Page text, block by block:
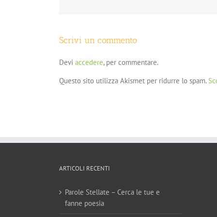
Scrivi un commento
Devi accedere, per commentare.
Questo sito utilizza Akismet per ridurre lo spam.
ARTICOLI RECENTI
Parole Stellate – Cerca le tue e
fanne poesia